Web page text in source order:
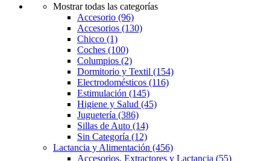
Mostrar todas las categorías
Accesorio (96)
Accesorios (130)
Chicco (1)
Coches (100)
Columpios (2)
Dormitorio y Textil (154)
Electrodomésticos (116)
Estimulación (145)
Higiene y Salud (45)
Juguetería (386)
Sillas de Auto (14)
Sin Categoría (12)
Lactancia y Alimentación (456)
Accesorios, Extractores y Lactancia (55)